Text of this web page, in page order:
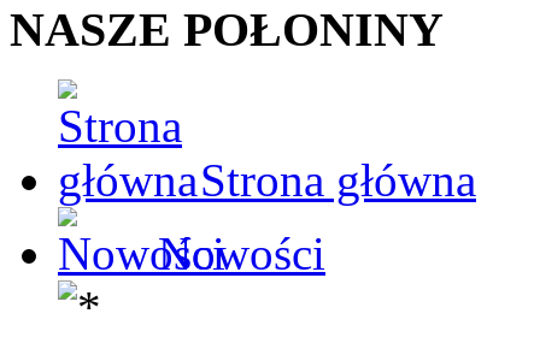
NASZE POŁONINY
Strona główna
Nowości